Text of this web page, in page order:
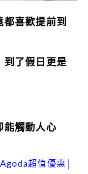
喜歡提前到
到了假日更是
能觸動人心
Agoda超值優惠│